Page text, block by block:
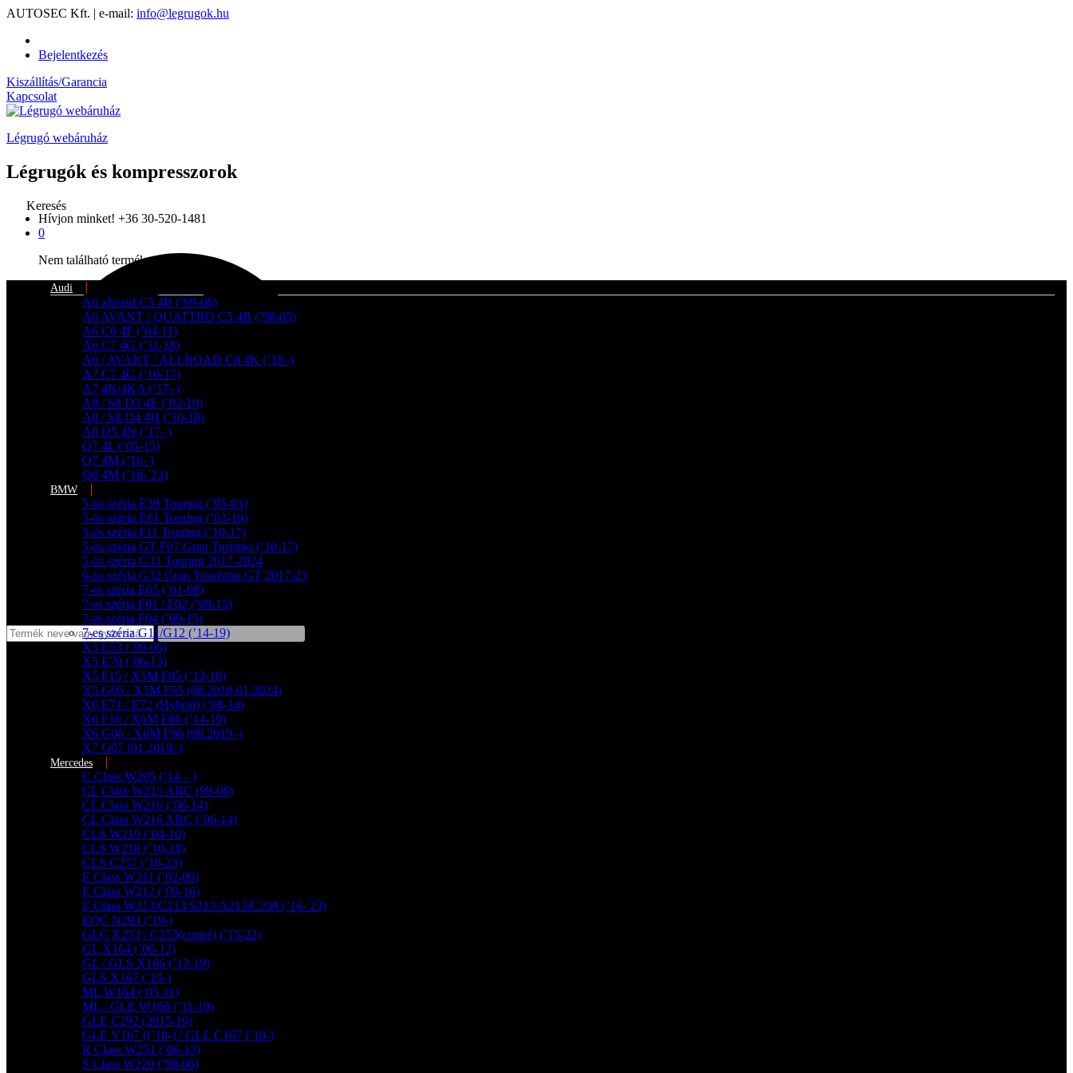
AUTOSEC Kft. | e-mail: info@legrugok.hu
Bejelentkezés
Kiszállítás/Garancia
Kapcsolat
Légrugó webáruház
Légrugók és kompresszorok
Keresés
További találatok...
Hívjon minket! +36 30-520-1481
0
Nem található termék a kosárban.
Audi
A6 allroad C5 4B (’99-06)
A6 AVANT / QUATTRO C5 4B (’98-05)
A6 C6 4F (’04-11)
A6 C7 4G (’11-18)
A6 / AVANT / ALLROAD C8 4K (’18–)
A7 C7 4G (’10-17)
A7 4K/4KA (’17–)
A8 / S8 D3 4E (’02-10)
A8 / S8 D4 4H (’10-18)
A8 D5 4N (’17- )
Q7 4L (’05-15)
Q7 4M (’16- )
Q8 4M (’18-’23)
BMW
5-ös széria E39 Touring (’95-03)
5-ös széria E61 Touring (’03-10)
5-ös széria F11 Touring (’10-17)
5-ös széria GT F07 Gran Turismo (’10-17)
5-ös széria G31 Touring 2017-2024
6-os széria G32 Gran Tourismo GT 2017-23
7-es széria E65 (’01-08)
7-es széria F01 / F02 (’09-15)
7-es széria F04 (’09-15)
7-es széria G11/G12 (’14-19)
X5 E53 (’99-06)
X5 E70 (’06-13)
X5 F15 / X5M F85 (’13-18)
X5 G05 / X5M F95 (08.2018-01.2024)
X6 E71 / E72 (Hybrid) (’08-14)
X6 F16 / X6M F86 (’14-19)
X6 G06 / X6M F96 (08.2019–)
X7 G07 (01.2019–)
Mercedes
C Class W205 (’14 – )
CL Class W215 ABC (99-06)
CL Class W216 (’06-14)
CL Class W216 ABC (’06-14)
CLS W219 (’04-10)
CLS W218 (’10-18)
CLS C257 (’18-23)
E Class W211 (’02-09)
E Class W212 (’09-16)
E Class W213/C213/S213/A213/C238 (’16- 23)
EQC N293 (’19-)
GLC X253 / C253(coupé) (’15-22)
GL X164 (’06-12)
GL / GLS X166 (’13-19)
GLS X167 (’19-)
ML W164 (’05-11)
ML / GLE W166 (’11-19)
GLE C292 (2015-19)
GLE V167 ((’18-) / GLE C167 (’19-)
R Class W251 (’06-13)
S Class W220 (’98-06)